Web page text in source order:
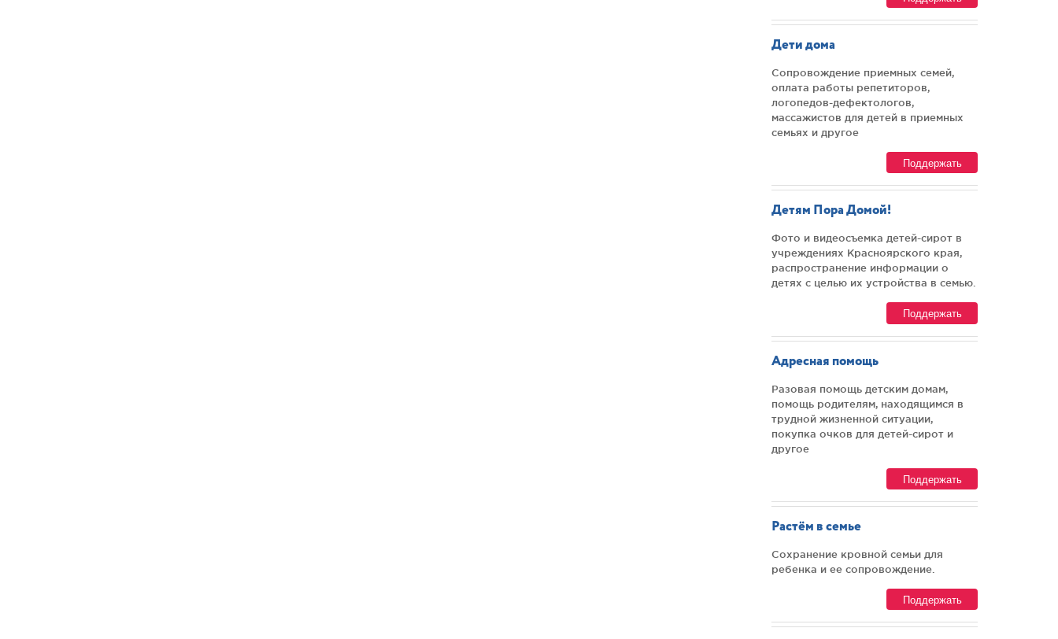
Дети дома
Сопровождение приемных семей,
оплата работы репетиторов,
логопедов-дефектологов,
массажистов для детей в приемных
семьях и другое
Поддержать
Детям Пора Домой!
Фото и видеосъемка детей-сирот в
учреждениях Красноярского края,
распространение информации о
детях с целью их устройства в семью.
Поддержать
Адресная помощь
Разовая помощь детским домам,
помощь родителям, находящимся в
трудной жизненной ситуации,
покупка очков для детей-сирот и
другое
Поддержать
Растём в семье
Сохранение кровной семьи для
ребенка и ее сопровождение.
Поддержать